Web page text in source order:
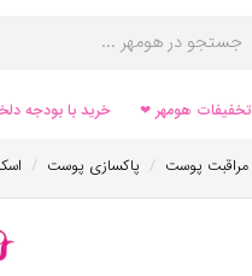
تخفیفات هومهر ❤ خرید با بودجه
مراقبت پوست / پاکسازی پوست /